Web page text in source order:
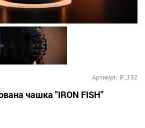
Артикул: IF_132
чашка "IRON FISH"